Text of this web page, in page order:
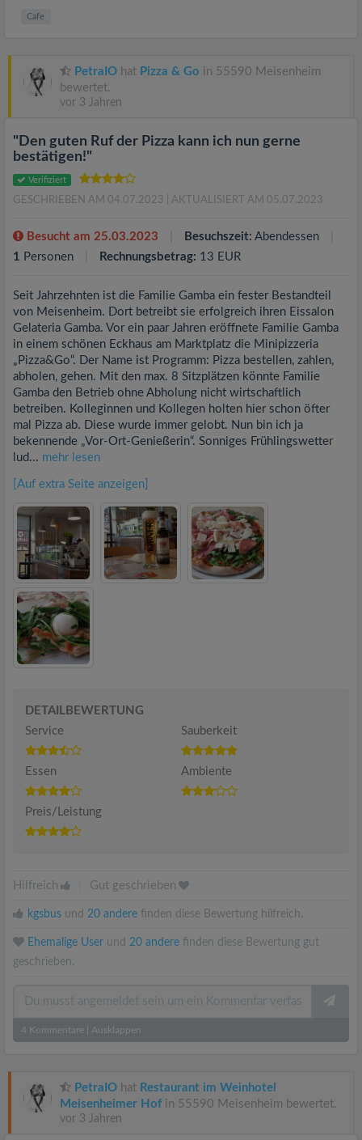
Cafe
PetraIO hat Pizza & Go in 55590 Meisenheim
bewertet.
vor 3 Jahren
"Den guten Ruf der Pizza kann ich nun gerne
bestätigen!"
Verifiziert
GESCHRIEBEN AM 04.07.2023 | AKTUALISIERT AM 05.07.2023
Besucht am 25.03.2023 Besuchszeit: Abendessen
1 Personen Rechnungsbetrag: 13 EUR
Seit Jahrzehnten ist die Familie Gamba ein fester Bestandteil
von Meisenheim. Dort betreibt sie erfolgreich ihren Eissalon
Gelateria Gamba. Vor ein paar Jahren eröffnete Familie Gamba
in einem schönen Eckhaus am Marktplatz die Minipizzeria
„Pizza&Go“. Der Name ist Programm: Pizza bestellen, zahlen,
abholen, gehen. Mit den max. 8 Sitzplätzen könnte Familie
Gamba den Betrieb ohne Abholung nicht wirtschaftlich
betreiben. Kolleginnen und Kollegen holten hier schon öfter
mal Pizza ab. Diese wurde immer gelobt. Nun bin ich ja
bekennende „Vor-Ort-Genießerin“. Sonniges Frühlingswetter
lud... mehr lesen
[Auf extra Seite anzeigen]
DETAILBEWERTUNG
Service
Sauberkeit
Essen Ambiente
Preis/Leistung
Hilfreich Gut geschrieben
kgsbus und 20 andere finden diese Bewertung hilfreich.
Ehemalige User und 20 andere finden diese Bewertung gut
geschrieben.
4 Kommentare Ausklappen
PetraIO hat Restaurant im Weinhotel
Meisenheimer Hof in 55590 Meisenheim bewertet.
vor 3 Jahren